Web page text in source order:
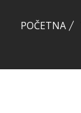
POČETNA